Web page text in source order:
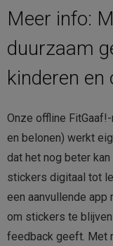
wij je
we doen om
veilig worden
bewaard worden.
Persoonsgegevens
over jou en
identificeerbaar
verwerking van
verzamelen,
wijzigen, opvragen,
Meer info:
duurzaam
kinderen en
Onze offline
en belonen) werkt
dat het nog beter
stickers digitaal tot
een aanvullende
om stickers te
feedback geeft. Met